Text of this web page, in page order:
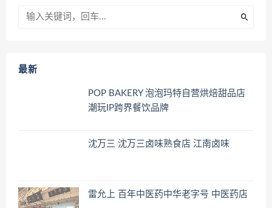
最新
POP BAKERY 泡泡玛特自营烘焙甜品店
潮玩IP跨界餐饮品牌
沈万三 沈万三卤味熟食店 江南卤味
雷允上 百年中医药中华老字号 中医药店